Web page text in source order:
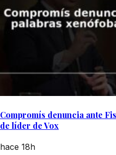
Compromís denuncia ante
de líder de Vox
hace 18h